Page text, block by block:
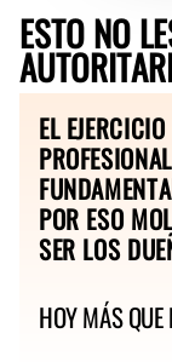
ESTO NO
EL
POR ESO
SER LOS
HOY MÁS QUE